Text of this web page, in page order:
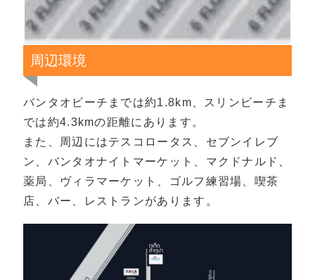
周辺環境
バンタオビーチまでは約1.8km、スリンビーチま
では約4.3kmの距離にあります。
また、周辺にはテスコロータス、セブンイレブ
ン、バンタオナイトマーケット、マクドナルド、
薬局、ヴィラマーケット、ゴルフ練習場、喫茶
店、バー、レストランがあります。